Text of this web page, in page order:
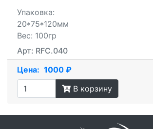
Упаковка:
20*75*120мм
Вес: 100гр
Арт: RFC.040
Цена: 1000 ₽
В корзину